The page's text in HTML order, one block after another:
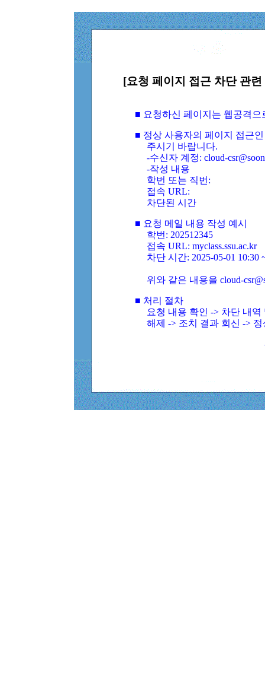
[요청 페이지 접근 차단 관
■ 요청하신 페이지는 웹공격
■ 정상 사용자의 페이지 접근
주시기 바랍니다.
-수신자 계정: cloud-
-작성 내용
학번 또는 직번:
접속 URL:
차단된 시간
■ 요청 메일 내용 작성 예시
학번: 202512345
접속 URL: myclass.ssu.ac.kr
차단 시간: 2025-05-01 10:30
위와 같은 내용을 cloud-
■ 처리 절차
요청 내용 확인 -> 차단 내
해제 -> 조치 결과 회신 ->